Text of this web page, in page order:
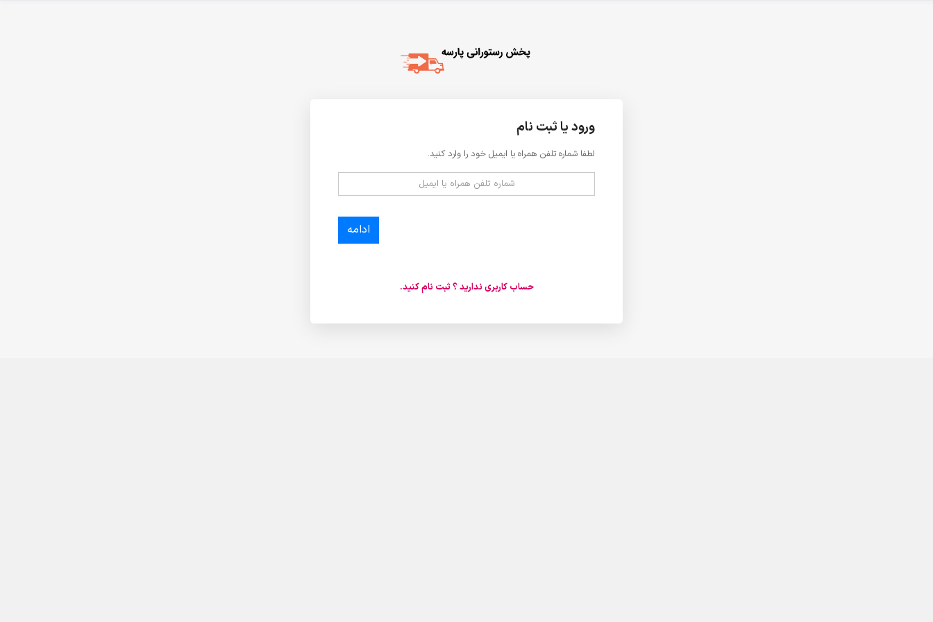
ورود یا ثبت نام
لطفا شماره تلفن همراه یا ایمیل خود را وارد کنید.
ادامه
حساب کاربری ندارید ؟ ثبت نام کنید.